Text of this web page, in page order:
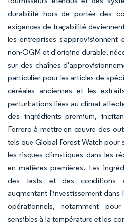
durabilité hors de portée des
exigences de traçabilité
les entreprises s'approvisionnent
non-OGM et d'origine durable,
sur des chaînes
particulier pour les articles de
céréales anciennes et les
perturbations liées au climat
des ingrédients premium,
Ferrero à mettre en œuvre des
tels que Global Forest Watch pour
les risques climatiques dans les
en matières premières. Les
des tests et des conditions
augmentant l'investissement dans
opérationnels, notamment
sensibles à la température et les